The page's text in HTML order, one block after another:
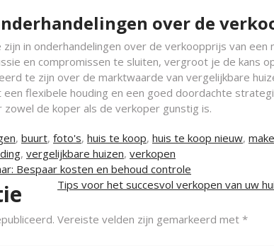
over de
in onderhandelingen over de verkoopprijs van een
en compromissen te sluiten, vergroot je de kans
te zijn over de marktwaarde van vergelijkbare
flexibele houding en een goed doordachte
de koper als de verkoper gunstig is.
, buurt, foto's, huis te koop, huis te koop nieuw,
, vergelijkbare huizen, verkopen
Bespaar kosten en behoud controle
Tips voor het succesvol verkopen van uw
Vereiste velden zijn gemarkeerd met *